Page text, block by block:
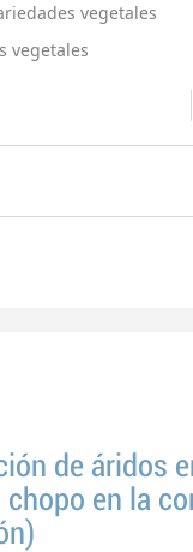
vegetales
vegetales
de áridos
en la